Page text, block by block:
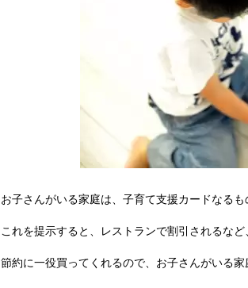
au PAY 残高チャージで最大10000円もらえ
お子さんがいる家庭は、子育て支援カードなるも
これを提示すると、レストランで割引されるなど
節約に一役買ってくれるので、お子さんがいる家